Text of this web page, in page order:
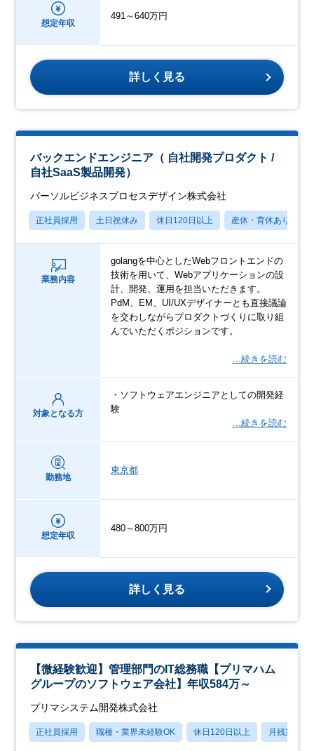
想定年収
491～640万円
詳しく見る
バックエンドエンジニア（ 自社開発プロダクト /
自社SaaS製品開発）
パーソルビジネスプロセスデザイン株式会社
正社員採用 土日祝休み 休日120日以上 産休・育休あり
業務内容
golangを中心としたWebフロントエンドの
技術を用いて、Webアプリケーションの設
計、開発、運用を担当いただきます。
PdM、EM、UI/UXデザイナーとも直接議論
を交わしながらプロダクトづくりに取り組
んでいただくポジションです。
…続きを読む
対象となる方
・ソフトウェアエンジニアとしての開発経
験
…続きを読む
勤務地
東京都
想定年収
480～800万円
詳しく見る
【微経験歓迎】管理部門のIT総務職【プリマハム
グループのソフトウェア会社】年収584万～
プリマシステム開発株式会社
正社員採用 職種・業界未経験OK 休日120日以上 月残業20